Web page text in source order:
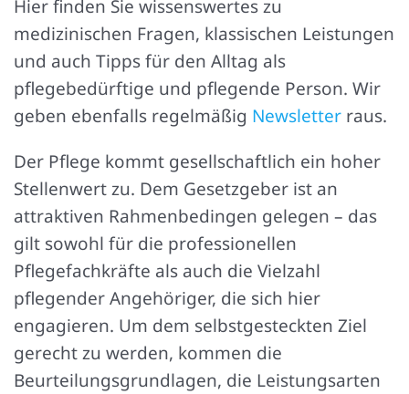
Hier finden Sie wissenswertes zu
medizinischen Fragen, klassischen Leistungen
und auch Tipps für den Alltag als
pflegebedürftige und pflegende Person. Wir
geben ebenfalls regelmäßig Newsletterraus.
Der Pflege kommt gesellschaftlich ein hoher
Stellenwert zu. Dem Gesetzgeber ist an
attraktiven Rahmenbedingen gelegen – das
gilt sowohl für die professionellen
Pflegefachkräfte als auch die Vielzahl
pflegender Angehöriger, die sich hier
engagieren. Um dem selbstgesteckten Ziel
gerecht zu werden, kommen die
Beurteilungsgrundlagen, die Leistungsarten